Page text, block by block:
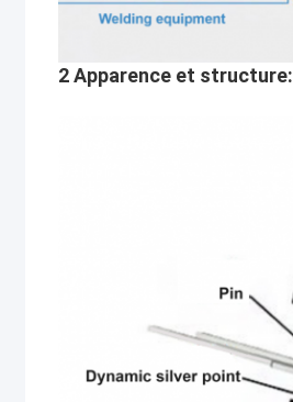
2 Apparence et structure: